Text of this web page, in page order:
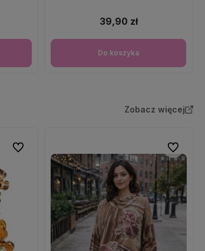
39,90 zł
Do koszyka
Zobacz więcej
Do ulubionych Do